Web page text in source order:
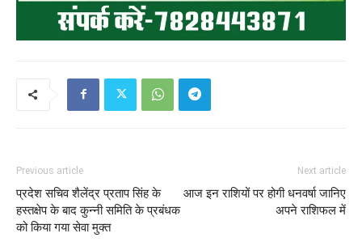
Previous article
प्रदेश सचिव शैलेंद्र प्रताप सिंह के
हस्तक्षेप के बाद कुन्नी समिति के प्रबंधक
को किया गया सेवा मुक्त
Next article
आज इन राशियों पर होगी धनवर्षा जानिए
अपने राशिफल में